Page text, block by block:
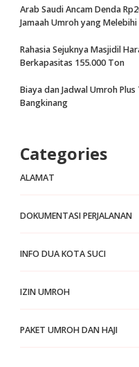
Arab Saudi Ancam Denda
Jamaah Umroh yang
Rahasia Sejuknya Masjidil
Berkapasitas 155.000 Ton
Biaya dan Jadwal Umroh
Bangkinang
Categories
ALAMAT
DOKUMENTASI PERJALANAN
INFO DUA KOTA SUCI
IZIN UMROH
PAKET UMROH DAN HAJI